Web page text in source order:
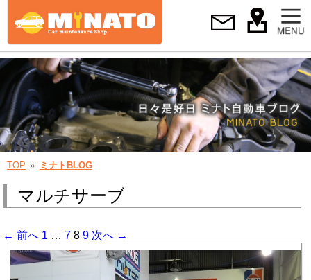
TOP ミナトBLOG
マルチサーブ
← 前へ 1 … 7 8 9 次へ →